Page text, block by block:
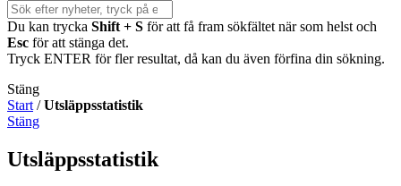
Du kan trycka Shift + S för att få fram sökfältet när som helst och
Esc för att stänga det.
Tryck ENTER för fler resultat, då kan du även förfina din sökning.
Stäng
Start /Utsläppsstatistik
Stäng
Utsläppsstatistik